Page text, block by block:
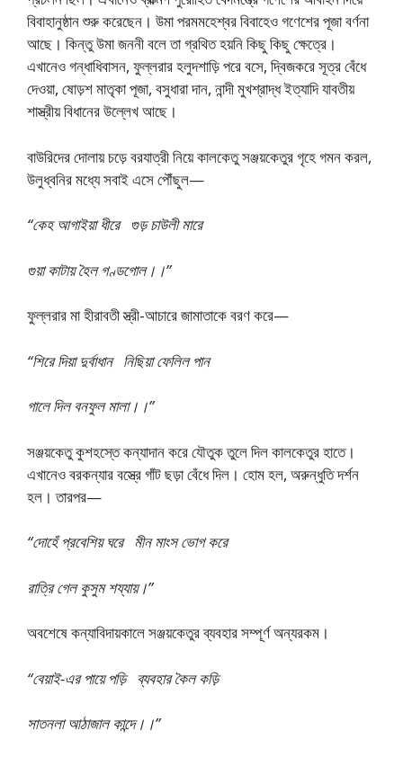
বিবাহানুষ্ঠান শুরু করেছেন। উমা পরমমহেশ্বর বিবাহেও গণেশের পূজা বর্ণনা
আছে। কিন্তু উমা জননী বলে তা গ্রথিত হয়নি কিছু কিছু ক্ষেত্রে।
এখানেও গন্ধাধিবাসন, ফুল্লরার হলুদশাড়ি পরে বসে, দ্বিজকরে সূত্র বেঁধে
দেওয়া, ষোড়শ মাতৃকা পূজা, বসুধারা দান, নান্দী মুখশ্রাদ্ধ ইত্যাদি যাবতীয়
শাস্ত্রীয় বিধানের উল্লেখ আছে।
বাউরিদের দোলায় চড়ে বরযাত্রী নিয়ে কালকেতু সঞ্জয়কেতুর গৃহে গমন করল,
উলুধ্বনির মধ্যে সবাই এসে পৌঁছুল—
“কেহ আগাইয়া ধীরে গুড় চাউলী মারে
গুয়া কাটায় হৈল গণ্ডগোল।।”
ফুল্লরার মা হীরাবতী স্ত্রী-আচারে জামাতাকে বরণ করে—
“শিরে দিয়া দুর্বাধান নিছিয়া ফেলিল পান
গালে দিল বনফুল মালা।।”
সঞ্জয়কেতু কুশহস্তে কন্যাদান করে যৌতুক তুলে দিল কালকেতুর হাতে।
এখানেও বরকন্যার বস্ত্রে গাঁট ছড়া বেঁধে দিল। হোম হল, অরুন্ধুতি দর্শন
হল। তারপর—
“দোহেঁ প্রবেশিয় ঘরে মীন মাংস ভোগ করে
রাত্রি গেল কুসুম শয্যায়।”
অবশেষে কন্যাবিদায়কালে সঞ্জয়কেতুর ব্যবহার সম্পূর্ণ অন্যরকম।
“বেয়াই-এর পায়ে পড়ি ব্যবহার কৈল কড়ি
সাতনলা আঠাজাল কান্দে।।”